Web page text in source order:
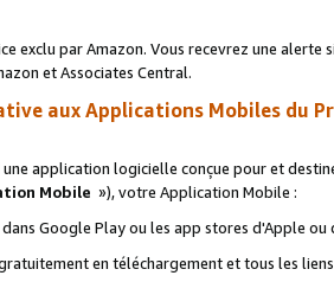
exclu par Amazon. Vous recevrez une alerte
et Associates Central.
aux Applications Mobiles du
application logicielle conçue pour et
Mobile »), votre Application Mobile :
Google Play ou les app stores d'Apple ou
en téléchargement et tous les